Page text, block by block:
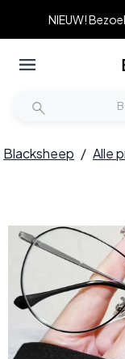
NIEUW!
Blacksheep / Alle